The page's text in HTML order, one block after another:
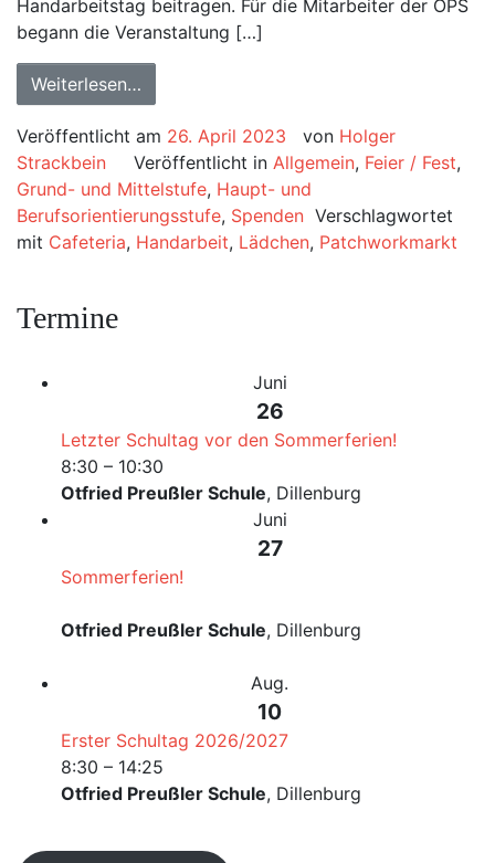
Handarbeitstag beitragen. Für die Mitarbeiter der OPS
begann die Veranstaltung […]
Weiterlesen…
Veröffentlicht am 26. April 2023 von Holger
Strackbein
Veröffentlicht in Allgemein, Feier / Fest,
Grund- und Mittelstufe, Haupt- und
Berufsorientierungsstufe, Spenden Verschlagwortet
mit Cafeteria, Handarbeit, Lädchen, Patchworkmarkt
Termine
Juni
26
Letzter Schultag vor den Sommerferien!
8:30 – 10:30
Otfried Preußler Schule, Dillenburg
Juni
27
Sommerferien!
Otfried Preußler Schule, Dillenburg
Aug.
10
Erster Schultag 2026/2027
8:30 – 14:25
Otfried Preußler Schule, Dillenburg